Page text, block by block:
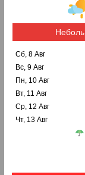
Сб, 8 Авг
Вс, 9 Авг
Пн, 10 Авг
Вт, 11 Авг
Ср, 12 Авг
Чт, 13 Авг